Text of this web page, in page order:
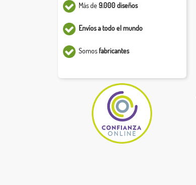
Más de 9.000 diseños
Envíos a todo el mundo
Somosfabricantes